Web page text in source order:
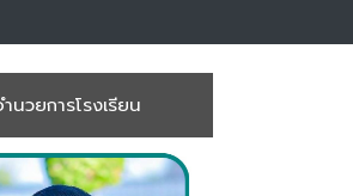
นวยการโรงเรียน